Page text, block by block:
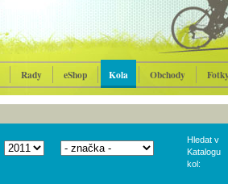
Rady eShop Kola Obchody
Hledat v
Katalogu
kol: